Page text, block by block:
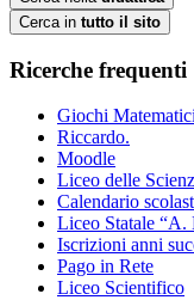
Cerca in tutto il sito
Ricerche frequenti
Giochi
Riccardo.
Moodle
Liceo delle
Calendario
Liceo Statale
Iscrizioni anni
Pago in Rete
Liceo Scientifico